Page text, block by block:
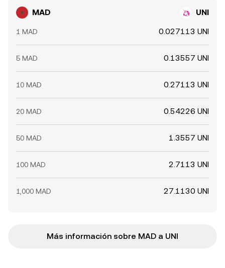
MAD UNI
1 MAD 0.027113 UNI
5 MAD 0.13557 UNI
10 MAD 0.27113 UNI
20 MAD 0.54226 UNI
50 MAD 1.3557 UNI
100 MAD 2.7113 UNI
1,000 MAD 27.1130 UNI
Más información sobre MAD a UNI